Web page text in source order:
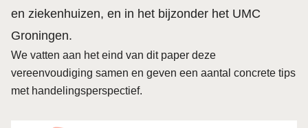
en ziekenhuizen, en in het bijzonder het UMC
Groningen.
We vatten aan het eind van dit paper deze
vereenvoudiging samen en geven een aantal concrete tips
met handelingsperspectief.